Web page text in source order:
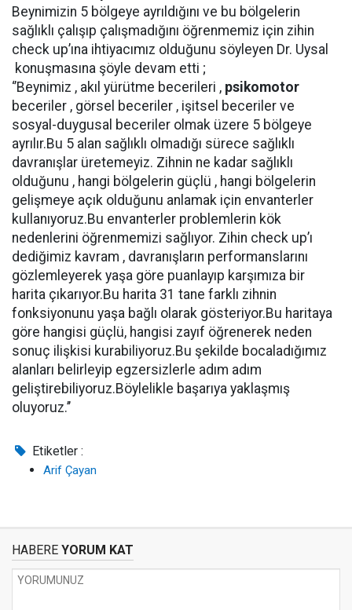
Beynimizin 5 bölgeye ayrıldığını ve bu bölgelerin
sağlıklı çalışıp çalışmadığını öğrenmemiz için zihin
check up’ına ihtiyacımız olduğunu söyleyen Dr. Uysal
konuşmasına şöyle devam etti ;
‘’Beynimiz , akıl yürütme becerileri , psikomotor
beceriler , görsel beceriler , işitsel beceriler ve
sosyal-duygusal beceriler olmak üzere 5 bölgeye
ayrılır.Bu 5 alan sağlıklı olmadığı sürece sağlıklı
davranışlar üretemeyiz. Zihnin ne kadar sağlıklı
olduğunu , hangi bölgelerin güçlü , hangi bölgelerin
gelişmeye açık olduğunu anlamak için envanterler
kullanıyoruz.Bu envanterler problemlerin kök
nedenlerini öğrenmemizi sağlıyor. Zihin check up’ı
dediğimiz kavram , davranışların performanslarını
gözlemleyerek yaşa göre puanlayıp karşımıza bir
harita çıkarıyor.Bu harita 31 tane farklı zihnin
fonksiyonunu yaşa bağlı olarak gösteriyor.Bu haritaya
göre hangisi güçlü, hangisi zayıf öğrenerek neden
sonuç ilişkisi kurabiliyoruz.Bu şekilde bocaladığımız
alanları belirleyip egzersizlerle adım adım
geliştirebiliyoruz.Böylelikle başarıya yaklaşmış
oluyoruz.’’
Etiketler :
Arif Çayan
HABERE YORUM KAT